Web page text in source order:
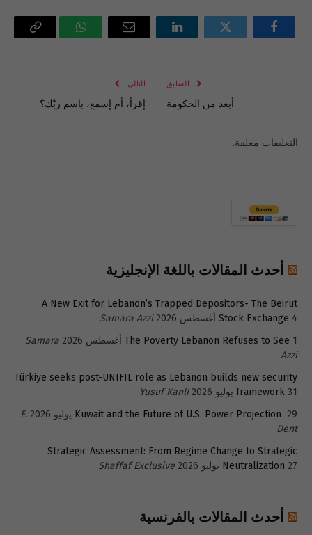
فيسبوك تويتر لينكدإن
البريد
واتساب Copy
السابق
أبعد من الحكومة
التالي
إقرأ، أم إسمع، باسم ربّك؟
التعليقات مغلقة.
أحدث المقالات باللغة الإنجليزية
A New Exit for Lebanon’s Trapped Depositors- The Beirut
Stock Exchange 4 أغسطس 2026
Samara Azzi
The Poverty Lebanon Refuses to See 1 أغسطس 2026
Samara
Azzi
Türkiye seeks post-UNIFIL role as Lebanon builds new security
framework 31 يوليو 2026
Yusuf Kanli
Kuwait and the Future of U.S. Power Projection 29 يوليو 2026
E.
Dent
Strategic Assessment: From Regime Change to Strategic
Neutralization 27 يوليو 2026 Shaffaf Exclusive
أحدث المقالات بالفرنسية